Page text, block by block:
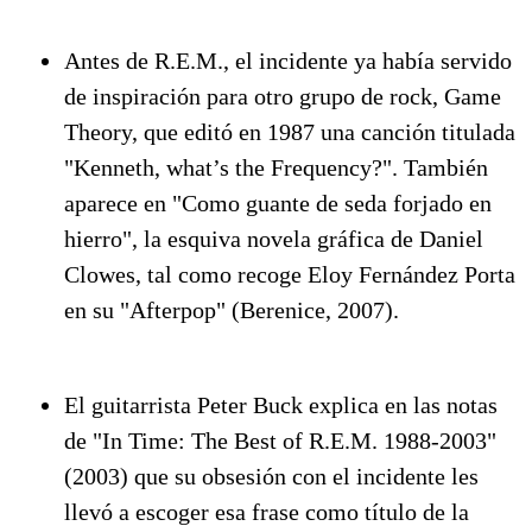
Antes de R.E.M., el incidente ya había servido
de inspiración para otro grupo de rock, Game
Theory, que editó en 1987 una canción titulada
"Kenneth, what’s the Frequency?". También
aparece en "Como guante de seda forjado en
hierro", la esquiva novela gráfica de Daniel
Clowes, tal como recoge Eloy Fernández Porta
en su "Afterpop" (Berenice, 2007).
El guitarrista Peter Buck explica en las notas
de "In Time: The Best of R.E.M. 1988-2003"
(2003) que su obsesión con el incidente les
llevó a escoger esa frase como título de la